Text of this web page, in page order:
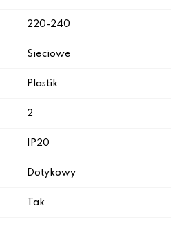
220-240
Sieciowe
Plastik
2
IP20
Dotykowy
Tak